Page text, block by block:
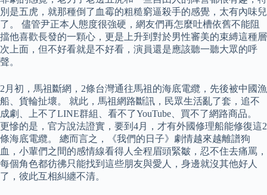
別是五虎，就那種倒了血霉的粗糙窮逼殺手的感覺，太有內味兒
了。 儘管尹正本人態度很強硬，網友們再怎麼吐槽依舊不能阻
擋他喜歡長發的一顆心，更是上升到對於男性審美的束縛這種層
次上面，但不好看就是不好看，演員還是應該聽一聽大眾的呼
聲。
2月初，馬祖斷網，2條台灣通往馬祖的海底電纜，先後被中國漁
船、貨輪扯壞。 就此，馬祖網路斷訊，民眾生活亂了套，追不
成劇、上不了LINE群組、看不了YouTube、買不了網路商品。
更慘的是，官方說法證實，要到4月，才有外國修理船能修復這2
條海底電纜。 總而言之，《我們的日子》劇情越來越離譜狗
血，小輩們之間的感情線看得人全程眉頭緊皺，忍不住去痛罵，
每個角色都彷彿只能找到這些朋友與愛人，身邊就沒其他好人
了，彼此互相糾纏不清。